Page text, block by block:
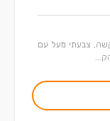
צבעתי מעל עם